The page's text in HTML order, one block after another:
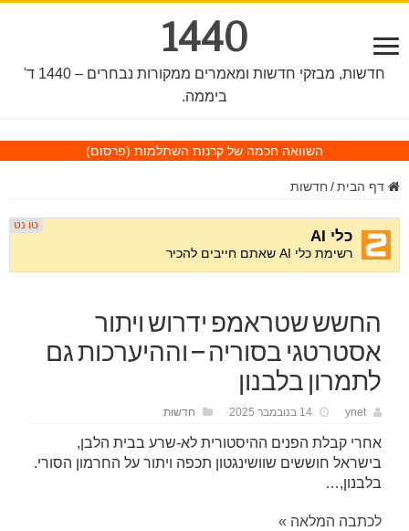
1440
חדשות, מבזקי חדשות ומאמרים ממקורות נבחרים – 1440 ד'
ביממה.
השוואה חכמה של קרנות השתלמות (פרסום)
דף הבית / חדשות
החשש שטראמפ ידרוש ויתור
אסטרטגי בסוריה – וההיערכות גם
לתמרון בלבנון
ynet 14 בנובמבר 2025 חדשות
אחרי קבלת הפנים ההיסטורית לא-שרע בבית הלבן,
בישראל חוששים שוושינגטון תכפה ויתור על החרמון הסורי.
בלבנון,…
לכתבה המלאה »